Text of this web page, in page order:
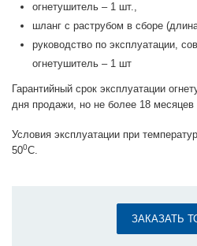
огнетушитель – 1 шт.,
шланг с раструбом в сборе
руководство по эксплуатации,
огнетушитель – 1 шт
Гарантийный срок эксплуатации
дня продажи, но не более 18 месяцев
Условия эксплуатации при
500С.
ЗАКАЗАТЬ